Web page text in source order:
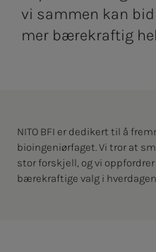
vi sammen kan
mer bærekraftig
NITO BFI er dedikert til å
bioingeniørfaget. Vi tror at
stor forskjell, og vi
bærekraftige valg i